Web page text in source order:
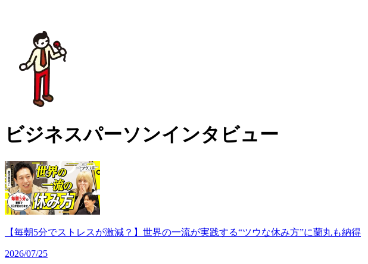
ビジネスパーソンインタビュー
【毎朝5分でストレスが激減？】世界の一流が実践する“ツウな休み方”に蘭丸も納得
2026/07/25